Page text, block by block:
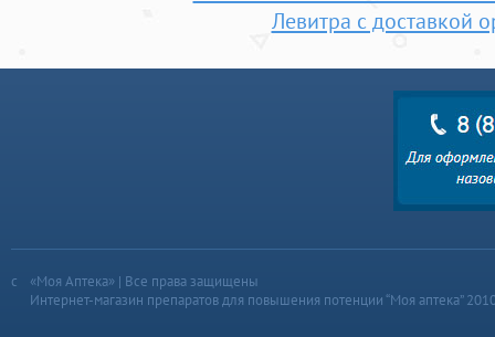
Левитра с доставкой
«Моя Аптека» | Все права защищены
Интернет-магазин препаратов для повышения потенции “Моя аптека”